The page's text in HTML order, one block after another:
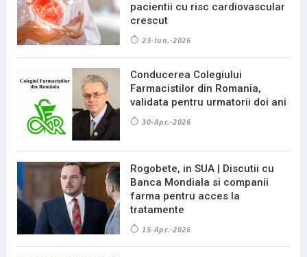
pacientii cu risc cardiovascular
crescut
23-Iun.-2026
Conducerea Colegiului
Farmacistilor din Romania,
validata pentru urmatorii doi ani
30-Apr.-2026
Rogobete, in SUA | Discutii cu
Banca Mondiala si companii
farma pentru acces la
tratamente
15-Apr.-2026